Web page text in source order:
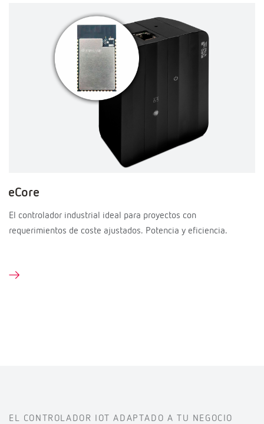
eCore
El controlador industrial ideal para proyectos con
requerimientos de coste ajustados. Potencia y eficiencia.
EL CONTROLADOR IOT ADAPTADO A TU NEGOCIO